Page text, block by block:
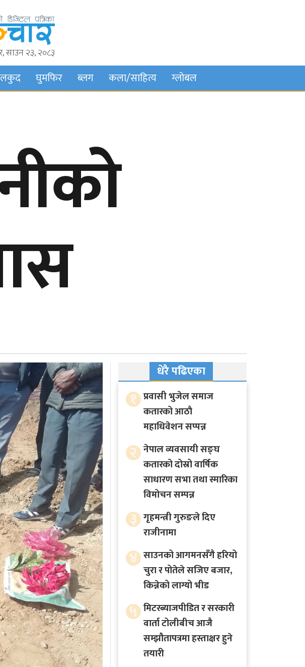
साउन २३, २०८३
घुमफिर ब्लग कला/साहित्य ग्लोबल
धेरै पढिएका
१ प्रवासी भुजेल समाज
कतारको आठाै
महाधिवेशन सप्पन्न
२ नेपाल व्यवसायी सङ्घ
कतारको दोस्रो वार्षिक
साधारण सभा तथा स्मारिका
विमोचन सम्पन्न
३ गृहमन्त्री गुरुङले दिए
राजीनामा
४ साउनको आगमनसँगै हरियो
चुरा र पोतेले सजिए बजार,
किन्नेको लाग्यो भीड
५ मिटरब्याजपीडित र सरकारी
वार्ता टोलीबीच आजै
सम्झौतापत्रमा हस्ताक्षर हुने
तयारी